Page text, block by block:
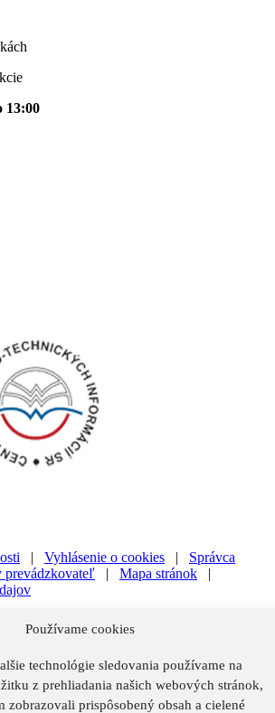
Používame cookies
technológie sledovania používame na
z prehliadania našich webových stránok,
zobrazovali prispôsobený obsah a cielené
13:00
| Vyhlásenie o cookies | Správca
prevádzkovateľ | Mapa stránok |
Vyhlásenie o cookies
|Mapa stránok|Ochrana osobných